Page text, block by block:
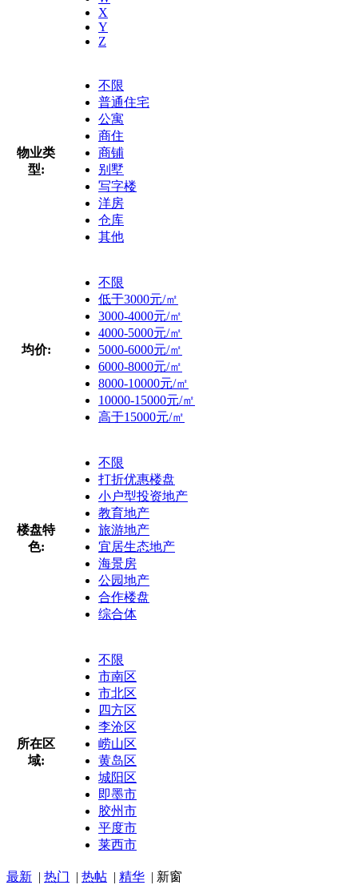
X
Y
Z
物业类
型:
不限
普通住宅
公寓
商住
商铺
别墅
写字楼
洋房
仓库
其他
均价:
不限
低于3000元/㎡
3000-4000元/㎡
4000-5000元/㎡
5000-6000元/㎡
6000-8000元/㎡
8000-10000元/㎡
10000-15000元/㎡
高于15000元/㎡
楼盘特
色:
不限
打折优惠楼盘
小户型投资地产
教育地产
旅游地产
宜居生态地产
海景房
公园地产
合作楼盘
综合体
所在区
域:
不限
市南区
市北区
四方区
李沧区
崂山区
黄岛区
城阳区
即墨市
胶州市
平度市
莱西市
最新 | 热门 | 热帖 | 精华 | 新窗